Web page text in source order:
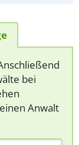
bei
Anwalt